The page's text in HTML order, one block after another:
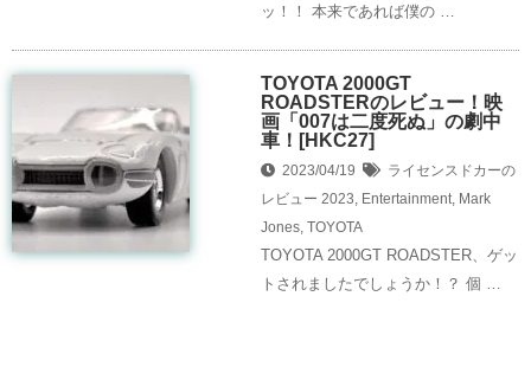
ッ！！ 本来であれば僕の …
TOYOTA 2000GT
ROADSTERのレビュー！映
画「007は二度死ぬ」の劇中
車！[HKC27]
2023/04/19
ライセンスドカーの
レビュー 2023, Entertainment, Mark
Jones, TOYOTA
TOYOTA 2000GT ROADSTER、ゲッ
トされましたでしょうか！？ 個 …